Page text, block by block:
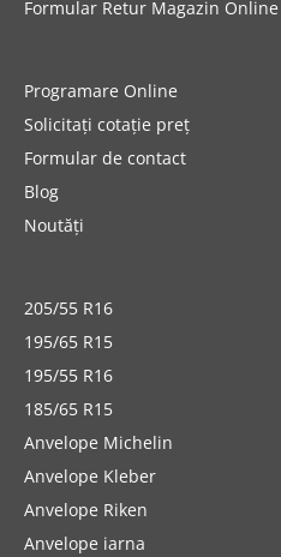
Formular Retur Magazin Online
Programare Online
Solicitați cotație preț
Formular de contact
Blog
Noutăți
205/55 R16
195/65 R15
195/55 R16
185/65 R15
Anvelope Michelin
Anvelope Kleber
Anvelope Riken
Anvelope iarna